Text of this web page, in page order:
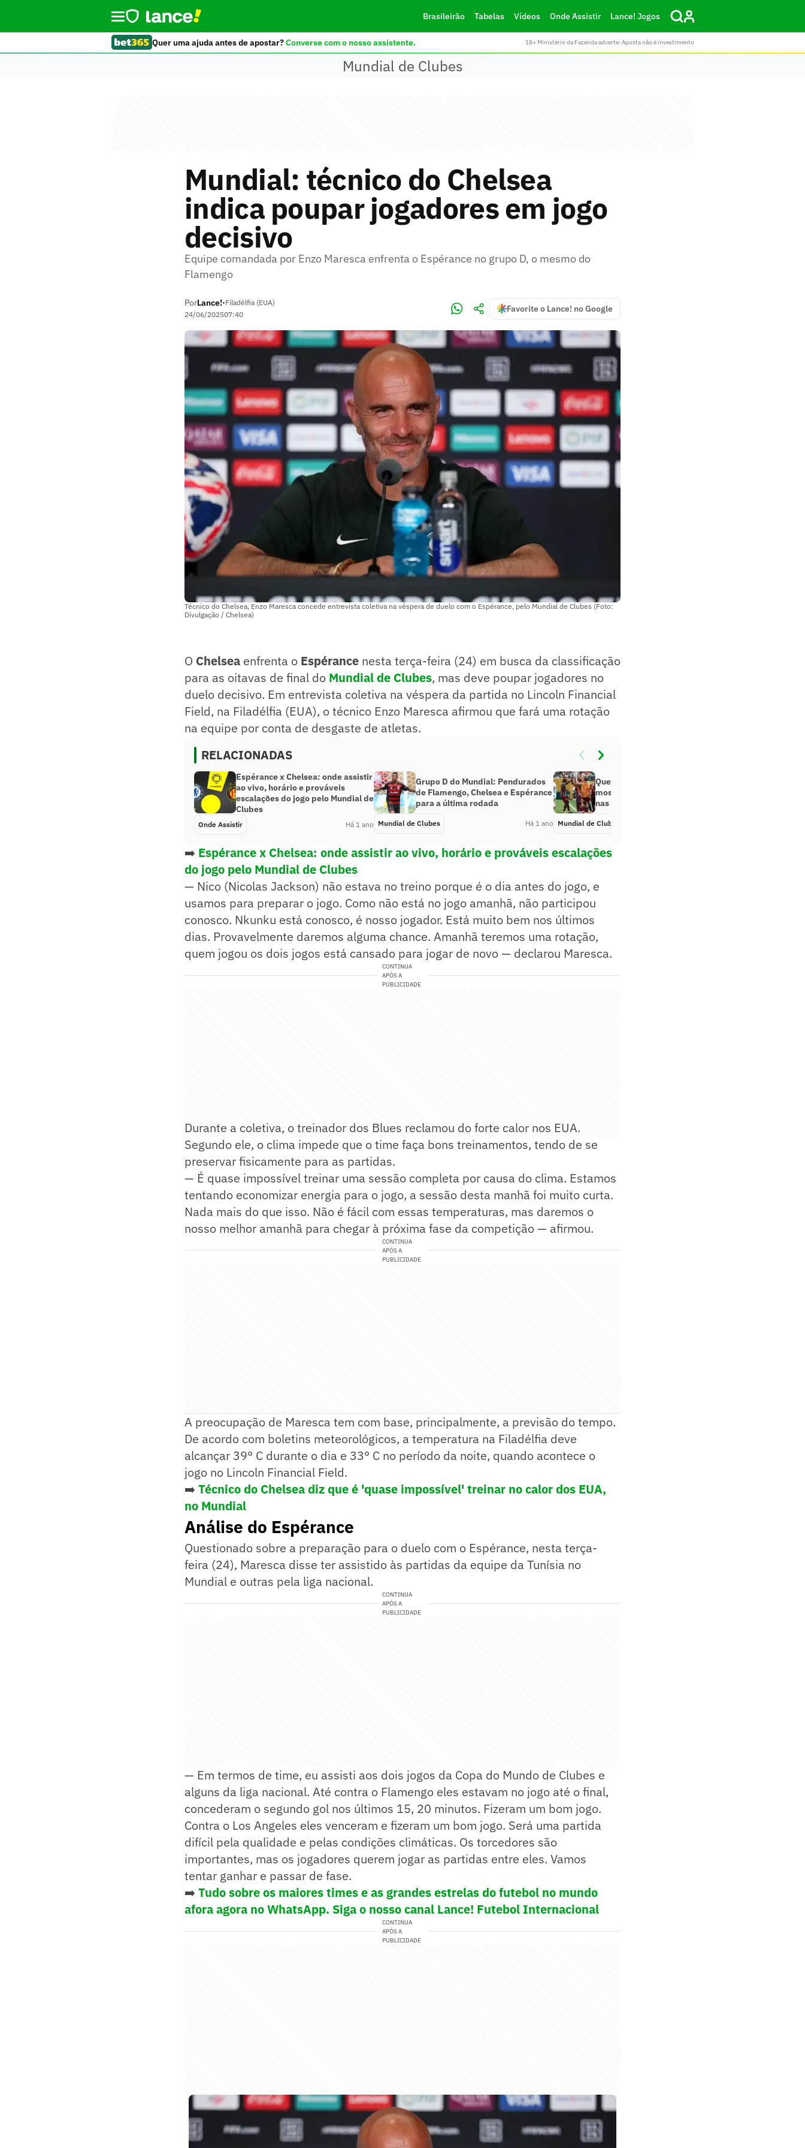
Brasileirão Tabelas Vídeos Onde Assistir Lance! Jogos
Quer uma ajuda antes de apostar?Converse com o nosso assistente. 18+ Ministério da Fazenda adverte: Aposta não é investimento
Mundial de Clubes
Mundial: técnico do Chelsea
indica poupar jogadores em jogo
decisivo
Equipe comandada por Enzo Maresca enfrenta o Espérance no grupo D, o mesmo do
Flamengo
PorLance!•Filadélfia (EUA)
24/06/202507:40
Favorite o Lance! no Google
Técnico do Chelsea, Enzo Maresca concede entrevista coletiva na véspera de duelo com o Espérance, pelo Mundial de Clubes (Foto:
Divulgação / Chelsea)
O Chelsea enfrenta o Espérance nesta terça-feira (24) em busca da classificação
para as oitavas de final do Mundial de Clubes, mas deve poupar jogadores no
duelo decisivo. Em entrevista coletiva na véspera da partida no Lincoln Financial
Field, na Filadélfia (EUA), o técnico Enzo Maresca afirmou que fará uma rotação
na equipe por conta de desgaste de atletas.
RELACIONADAS
Espérance x Chelsea: onde assistir
ao vivo, horário e prováveis
escalações do jogo pelo Mundial de
Clubes
Onde Assistir Há 1 ano
Grupo D do Mundial: Pendurados
de Flamengo, Chelsea e Espérance
para a última rodada
Mundial de Clubes Há 1 ano
Quem vai às oitavas? Superbet
mostra os favoritos e as viradas
nas apostas do Mundial
Mundial de Clubes
➡️ Espérance x Chelsea: onde assistir ao vivo, horário e prováveis escalações
do jogo pelo Mundial de Clubes
— Nico (Nicolas Jackson) não estava no treino porque é o dia antes do jogo, e
usamos para preparar o jogo. Como não está no jogo amanhã, não participou
conosco. Nkunku está conosco, é nosso jogador. Está muito bem nos últimos
dias. Provavelmente daremos alguma chance. Amanhã teremos uma rotação,
quem jogou os dois jogos está cansado para jogar de novo — declarou Maresca.
CONTINUA
APÓS A
PUBLICIDADE
Durante a coletiva, o treinador dos Blues reclamou do forte calor nos EUA.
Segundo ele, o clima impede que o time faça bons treinamentos, tendo de se
preservar fisicamente para as partidas.
— É quase impossível treinar uma sessão completa por causa do clima. Estamos
tentando economizar energia para o jogo, a sessão desta manhã foi muito curta.
Nada mais do que isso. Não é fácil com essas temperaturas, mas daremos o
nosso melhor amanhã para chegar à próxima fase da competição — afirmou.
CONTINUA
APÓS A
PUBLICIDADE
A preocupação de Maresca tem com base, principalmente, a previsão do tempo.
De acordo com boletins meteorológicos, a temperatura na Filadélfia deve
alcançar 39° C durante o dia e 33° C no período da noite, quando acontece o
jogo no Lincoln Financial Field.
➡️ Técnico do Chelsea diz que é 'quase impossível' treinar no calor dos EUA,
no Mundial
Análise do Espérance
Questionado sobre a preparação para o duelo com o Espérance, nesta terça-
feira (24), Maresca disse ter assistido às partidas da equipe da Tunísia no
Mundial e outras pela liga nacional.
CONTINUA
APÓS A
PUBLICIDADE
— Em termos de time, eu assisti aos dois jogos da Copa do Mundo de Clubes e
alguns da liga nacional. Até contra o Flamengo eles estavam no jogo até o final,
concederam o segundo gol nos últimos 15, 20 minutos. Fizeram um bom jogo.
Contra o Los Angeles eles venceram e fizeram um bom jogo. Será uma partida
difícil pela qualidade e pelas condições climáticas. Os torcedores são
importantes, mas os jogadores querem jogar as partidas entre eles. Vamos
tentar ganhar e passar de fase.
➡️ Tudo sobre os maiores times e as grandes estrelas do futebol no mundo
afora agora no WhatsApp. Siga o nosso canal Lance! Futebol Internacional
CONTINUA
APÓS A
PUBLICIDADE